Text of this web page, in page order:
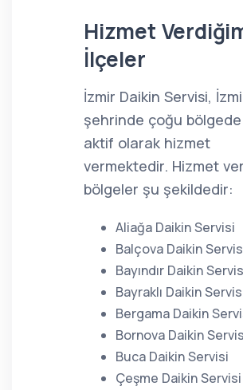
Hizmet
İlçeler
İzmir Daikin Servisi,
şehrinde çoğu bölgede
aktif olarak hizmet
vermektedir. Hizmet
bölgeler şu şekildedir:
Aliağa Daikin Servisi
Balçova Daikin
Bayındır Daikin
Bayraklı Daikin
Bergama Daikin
Bornova Daikin
Buca Daikin Servisi
Çeşme Daikin Servisi